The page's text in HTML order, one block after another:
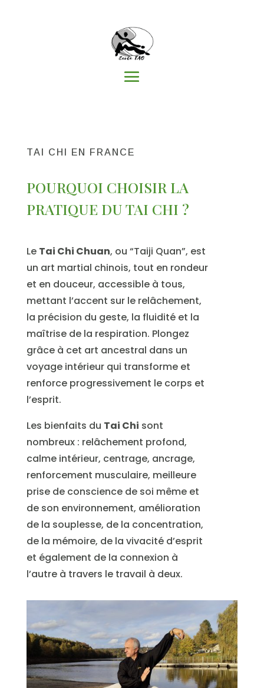
TAI CHI EN FRANCE
POURQUOI CHOISIR LA
PRATIQUE DU TAI CHI ?
Le Tai Chi Chuan, ou “Taiji Quan”, est
un art martial chinois, tout en rondeur
et en douceur, accessible à tous,
mettant l’accent sur le relâchement,
la précision du geste, la fluidité et la
maîtrise de la respiration. Plongez
grâce à cet art ancestral dans un
voyage intérieur qui transforme et
renforce progressivement le corps et
l’esprit.
Les bienfaits du Tai Chi sont
nombreux : relâchement profond,
calme intérieur, centrage, ancrage,
renforcement musculaire, meilleure
prise de conscience de soi même et
de son environnement, amélioration
de la souplesse, de la concentration,
de la mémoire, de la vivacité d’esprit
et également de la connexion à
l’autre à travers le travail à deux.